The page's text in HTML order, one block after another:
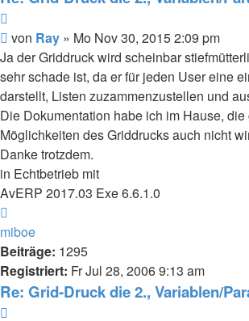
Beitrag
von Ray » Mo Nov 30, 2015 2:09 pm
Ja der Griddruck wird scheinbar
sehr schade ist, da er für jeden User eine
darstellt, Listen zuzammenzustellen und
Die Dokumentation habe ich im Hause,
Möglichkeiten des Griddrucks auch nicht
Danke trotzdem.
in Echtbetrieb mit
AvERP 2017.03 Exe 6.6.1.0
oben
miboe
Beiträge: 1295
Registriert: Fr Jul 28, 2006 9:13 am
Re: Grid-Druck die 2., Variablen/